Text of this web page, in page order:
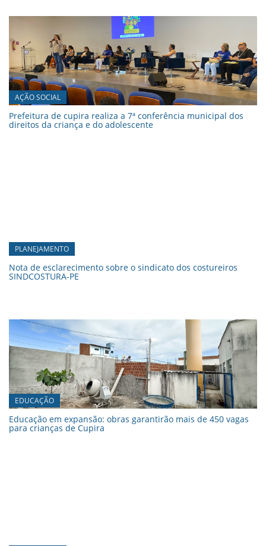
AÇÃO SOCIAL
Prefeitura de cupira realiza a 7ª conferência municipal dos
direitos da criança e do adolescente
PLANEJAMENTO
Nota de esclarecimento sobre o sindicato dos costureiros
SINDCOSTURA-PE
EDUCAÇÃO
Educação em expansão: obras garantirão mais de 450 vagas
para crianças de Cupira